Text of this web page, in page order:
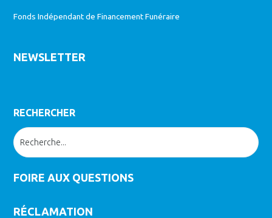
Fonds Indépendant de Financement Funéraire
NEWSLETTER
RECHERCHER
FOIRE AUX QUESTIONS
RÉCLAMATION